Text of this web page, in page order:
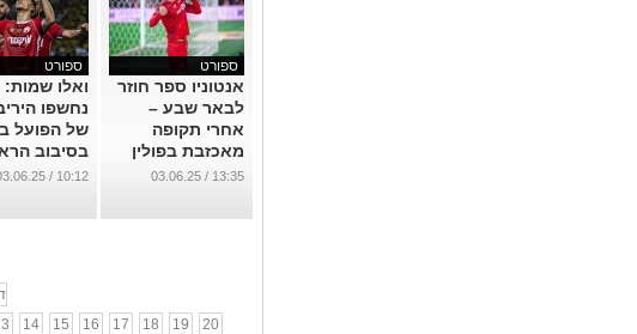
ספורט
אנטוניו ספר חוזר
לבאר שבע –
אחרי תקופה
מאכזבת בפולין
...
13:35 / 03.06.25
ספורט
ואלו שמות:
נחשפו
של הפועל
בסיבוב
במוקדמות
...
10:12 / 03.06.25
14 15 16 17 18 19
20